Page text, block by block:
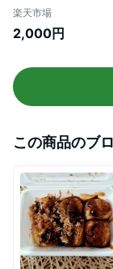
1.2kg） ［業務
き 冷凍食品 業
楽天市場
2,000円
この商品のブ